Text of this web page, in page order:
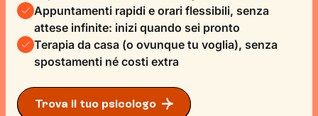
Appuntamenti rapidi e orari flessibili, senza
attese infinite: inizi quando sei pronto
Terapia da casa (o ovunque tu voglia), senza
spostamenti né costi extra
Trova il tuo psicologo